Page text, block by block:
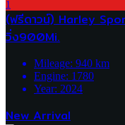
1
(ฟรีดาวน์) Harley
วิ่ง900Mi.
Mileage: 940 km
Engine: 1780
Year: 2024
New Arrival